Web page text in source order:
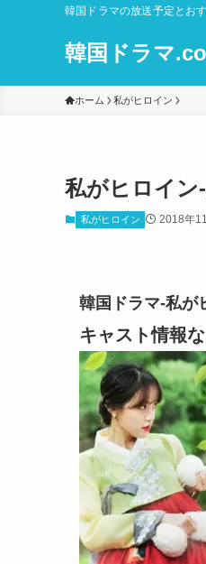
韓国ドラマの放送予定とお
韓国ドラマ
ホーム 私がヒロイン
私がヒロイン
私がヒロイン 2018年
韓国ドラマ-私が
キャスト情報